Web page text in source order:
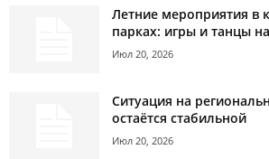
Летние мероприятия в
парках: игры и танцы
Июл 20, 2026
Ситуация на
остаётся стабильной
Июл 20, 2026